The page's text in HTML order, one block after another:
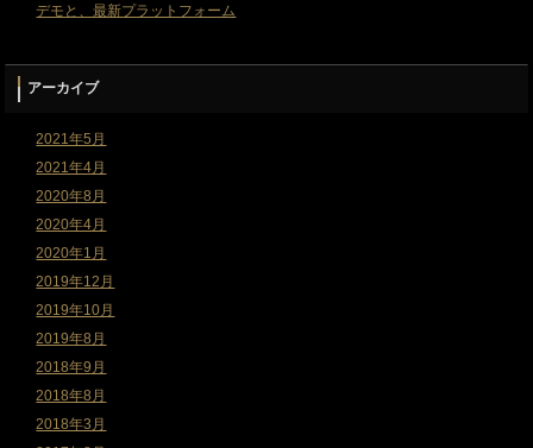
デモと、最新プラットフォーム
アーカイブ
2021年5月
2021年4月
2020年8月
2020年4月
2020年1月
2019年12月
2019年10月
2019年8月
2018年9月
2018年8月
2018年3月